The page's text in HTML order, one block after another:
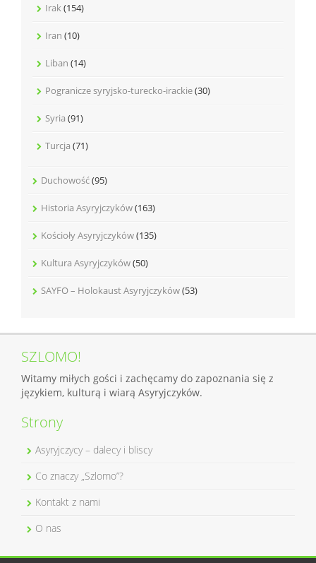
Irak(154)
Iran (10)
Liban (14)
Pogranicze syryjsko-turecko-irackie(30)
Syria (91)
Turcja (71)
Duchowość(95)
Historia Asyryjczyków(163)
Kościoły Asyryjczyków(135)
Kultura Asyryjczyków(50)
SAYFO – Holokaust Asyryjczyków(53)
SZLOMO!
Witamy miłych gości i zachęcamy do zapoznania się z
językiem, kulturą i wiarą Asyryjczyków.
Strony
Asyryjczycy – dalecy i bliscy
Co znaczy „Szlomo”?
Kontakt z nami
O nas